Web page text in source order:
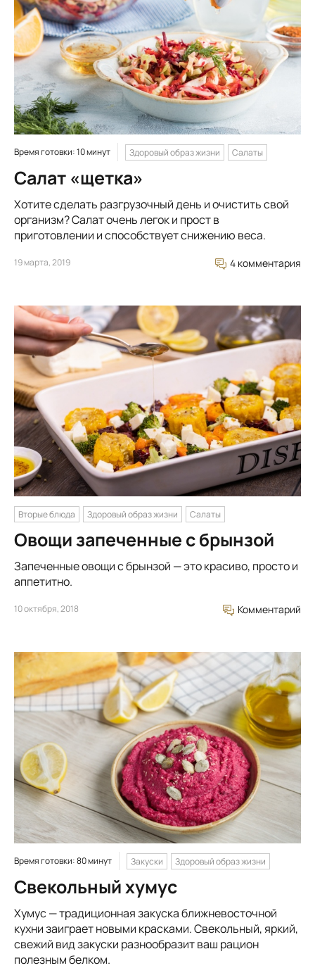
Время готовки: 10 минут Здоровый образ жизни Салаты
Салат «щетка»
Хотите сделать разгрузочный день и очистить свой
организм? Салат очень легок и прост в
приготовлении и способствует снижению веса.
19 марта, 2019 4 комментария
Вторые блюда Здоровый образ жизни Салаты
Овощи запеченные с брынзой
Запеченные овощи с брынзой — это красиво, просто и
аппетитно.
10 октября, 2018 Комментарий
Время готовки: 80 минут Закуски Здоровый образ жизни
Свекольный хумус
Хумус — традиционная закуска ближневосточной
кухни заиграет новыми красками. Свекольный, яркий,
свежий вид закуски разнообразит ваш рацион
полезным белком.